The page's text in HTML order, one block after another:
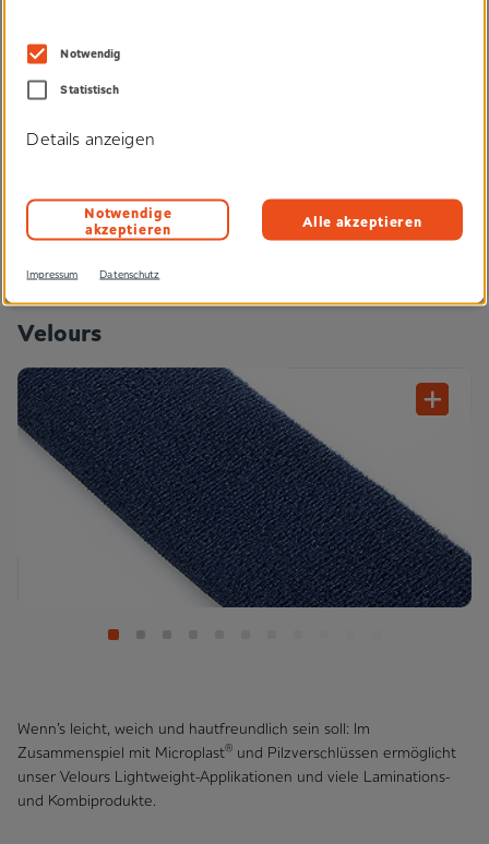
Produkteigenschaften
Velours
Wenn’s leicht, weich und hautfreundlich sein soll: Im
Zusammenspiel mit Microplast® und Pilzverschlüssen ermöglicht
unser Velours Lightweight-Applikationen und viele Laminations-
und Kombi­produkte.
Notwendig
Statistisch
Details anzeigen
Notwendige
akzeptieren Alle akzeptieren
Impressum Datenschutz